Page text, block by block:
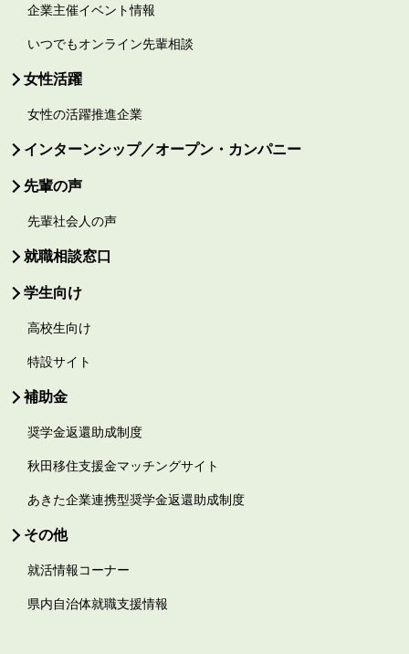
企業主催イベント情報
いつでもオンライン先輩相談
女性活躍
女性の活躍推進企業
インターンシップ／オープン・カンパニー
先輩の声
先輩社会人の声
就職相談窓口
学生向け
高校生向け
特設サイト
補助金
奨学金返還助成制度
秋田移住支援金マッチングサイト
あきた企業連携型奨学金返還助成制度
その他
就活情報コーナー
県内自治体就職支援情報